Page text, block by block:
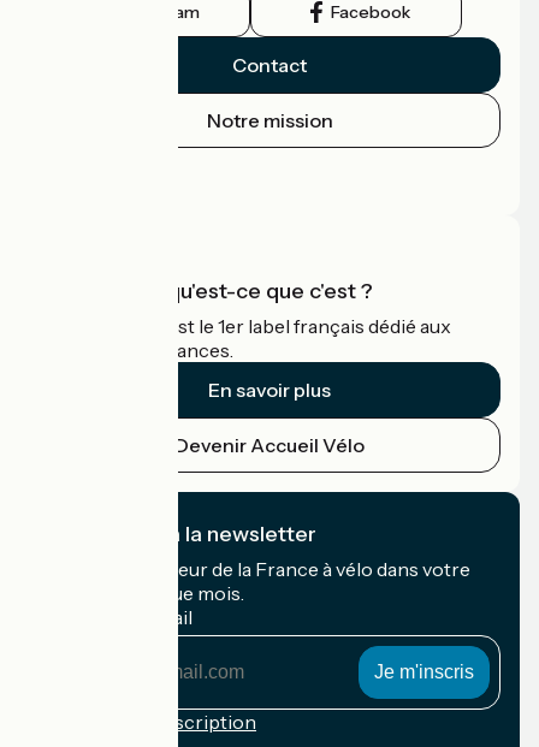
Instagram Facebook
Contact
Notre mission
Accueil Vélo qu'est-ce que c'est ?
Accueil Vélo c'est le 1er label français dédié aux
cyclistes en vacances.
En savoir plus
Devenir Accueil Vélo
Je m'abonne à la newsletter
Recevez le meilleur de la France à vélo dans votre
boîte mail chaque mois.
Mon adresse mail
Conditions d'inscription